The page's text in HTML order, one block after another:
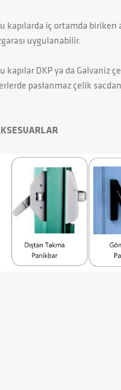
kapılarda iç ortamda biriken
uygulanabilir.
kapılar DKP ya da Galvaniz
paslanmaz çelik